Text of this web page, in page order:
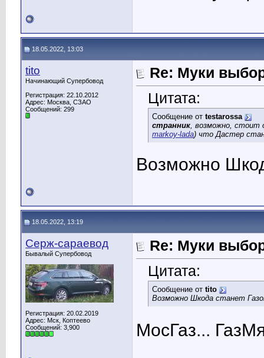
18.05.2022, 13:03
tito
Начинающий Супербовод
Регистрация: 22.10.2012
Адрес: Москва, СЗАО
Сообщений: 299
Re: Муки
Цитата:
Сообщение от testarossa
странник, возможно, стоит
markoy-lada) что Дастер
Возможно
18.05.2022, 13:19
Серж-сараевод
Бывалый Супербовод
Регистрация: 20.02.2019
Адрес: Мск, Коптеево
Сообщений: 3,900
Re: Муки
Цитата:
Сообщение от tito
Возможно Шкода станет
МосГаз...